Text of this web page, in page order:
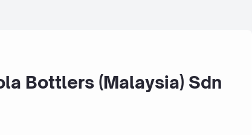
Bottlers (Malaysia) Sdn